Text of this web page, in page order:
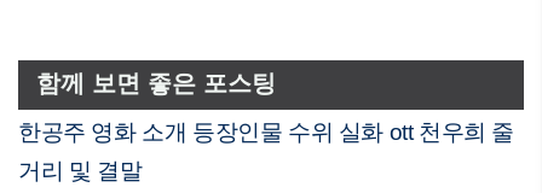
함께 보면 좋은 포스팅
한공주 영화 소개 등장인물 수위 실화 ott 천우희 줄
거리 및 결말